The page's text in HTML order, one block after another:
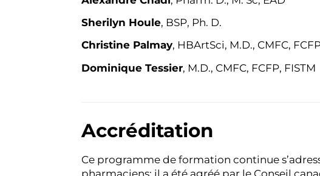
Sherilyn Houle, BSP, Ph. D.
Christine Palmay, HBArtSci, M.D., CMFC,
Dominique Tessier, M.D., CMFC, FCFP, FISTM
Accréditation
Ce programme de formation continue